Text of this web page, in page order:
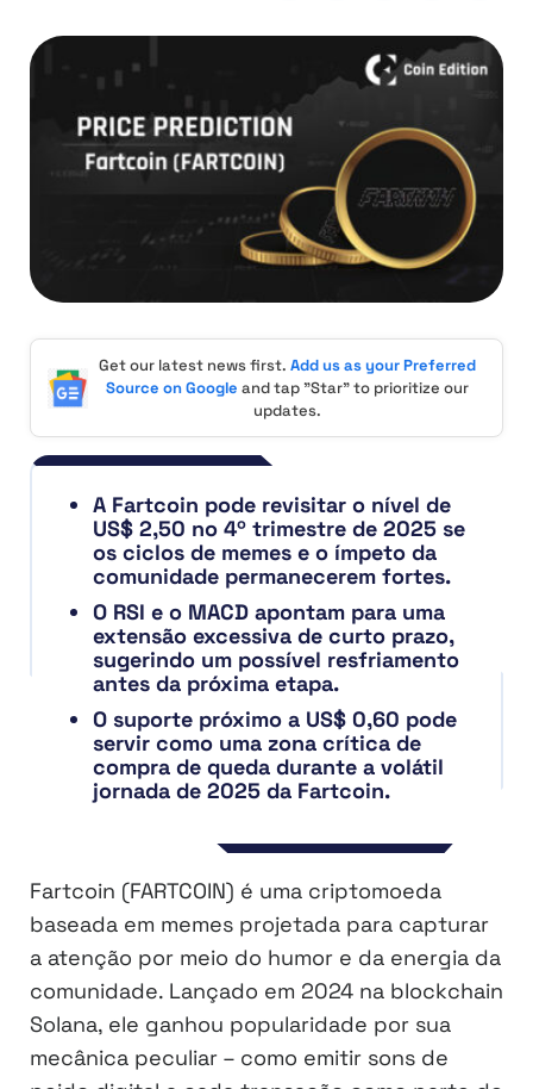
Get our latest news first. Add us as your Preferred
Source on Google and tap "Star" to prioritize our
updates.
A Fartcoin pode revisitar o nível de
US$ 2,50 no 4º trimestre de 2025 se
os ciclos de memes e o ímpeto da
comunidade permanecerem fortes.
O RSI e o MACD apontam para uma
extensão excessiva de curto prazo,
sugerindo um possível resfriamento
antes da próxima etapa.
O suporte próximo a US$ 0,60 pode
servir como uma zona crítica de
compra de queda durante a volátil
jornada de 2025 da Fartcoin.
Fartcoin (FARTCOIN) é uma criptomoeda
baseada em memes projetada para capturar
a atenção por meio do humor e da energia da
comunidade. Lançado em 2024 na blockchain
Solana, ele ganhou popularidade por sua
mecânica peculiar – como emitir sons de